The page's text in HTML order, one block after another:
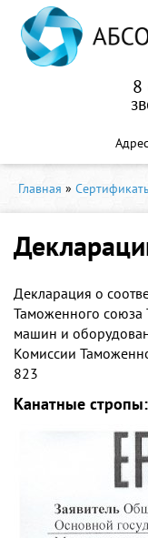
8
Главная »
Декларация о
Таможенного союза
машин и
Комиссии
823
Канатные стропы: